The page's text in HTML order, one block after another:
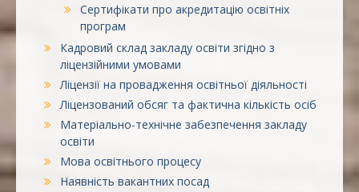
Сертифікати про акредитацію освітніх
програм
Кадровий склад закладу освіти згідно з
ліцензійними умовами
Ліцензії на провадження освітньої діяльності
Ліцензований обсяг та фактична кількість осіб
Матеріально-технічне забезпечення закладу
освіти
Мова освітнього процесу
Наявність вакантних посад